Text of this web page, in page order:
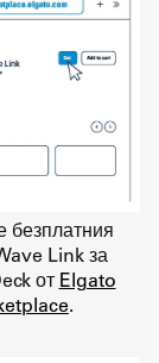
безплатния
Link за
от Elgato
.